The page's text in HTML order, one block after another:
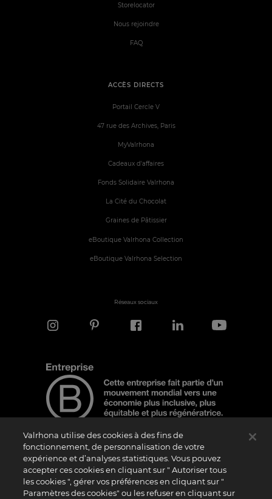
ACCÈS DIRECTS
Portail Cercle V
47 rue des Archives, Paris
MyValrhona
Cadeaux d'affaires
Fonds Solidaire Valrhona
La Cité du Chocolat
Graines de Pâtissier
eBoutique Valrhona Collection
eBoutique Valrhona Selection
Storelocator
Nous rejoindre
FAQ
Réseaux sociaux
Note d'information
Le logo “Certified B Corporation” est attribué par B Lab, une organisation privée à
but non lucratif, aux entreprises qui, comme la nôtre, ont réalisé avec succès le B
Impact Assessment (“BIA”) et répondent aux exigences de B Lab en matière de
Valrhona utilise des cookies à des fins de
fonctionnement, de personnalisation de votre
expérience et d’analyses statistiques. Vous pouvez
accepter ces cookies en cliquant sur " Autoriser tous
les cookies ", gérer vos préférences en cliquant sur "
Paramètres des cookies" ou les refuser en cliquant sur